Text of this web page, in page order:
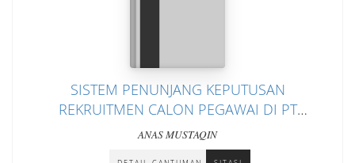
SISTEM PENUNJANG KEPUTUSAN
REKRUITMEN CALON PEGAWAI DI PT
GUDANG GARAM TBK DENGAN METODE
SIMPLE ADDITIVE WEIGHTING (SAW)
ANAS MUSTAQIN